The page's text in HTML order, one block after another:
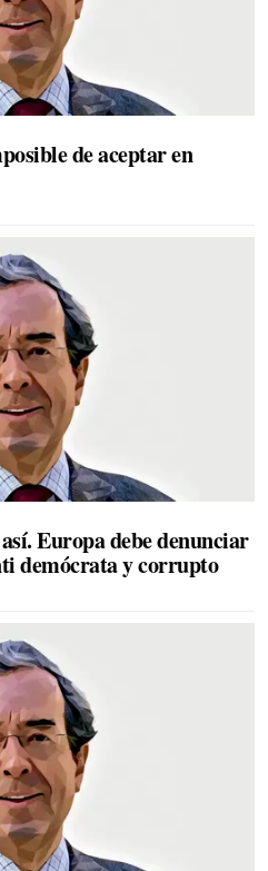
de aceptar en
Europa debe denunciar
demócrata y corrupto